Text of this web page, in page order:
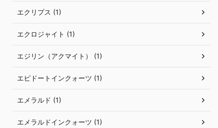
エクリプス (1)
エクロジャイト (1)
エジリン（アクマイト） (1)
エピドートインクォーツ (1)
エメラルド (1)
エメラルドインクォーツ (1)